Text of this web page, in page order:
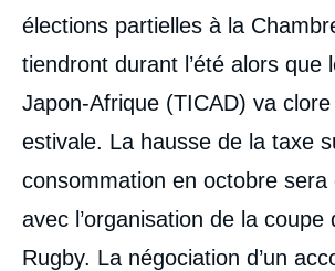
élections partielles à la
tiendront durant l’été alors que
Japon-Afrique (TICAD) va
estivale. La hausse de la taxe
consommation en octobre sera
avec l’organisation de la coupe
Rugby. La négociation d’un